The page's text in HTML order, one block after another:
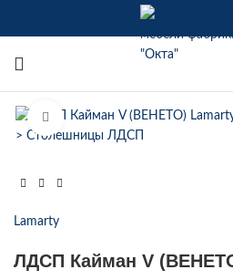
Увеличить
Lamarty
ЛДСП Кайман V